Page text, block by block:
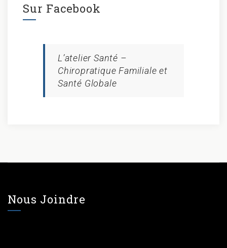
Sur Facebook
L’atelier Santé –
Chiropratique Familiale et
Santé Globale
Nous Joindre